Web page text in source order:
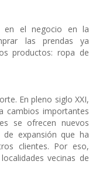
en el negocio en la
las prendas ya
productos: ropa de
En pleno siglo XXI,
cambios importantes
se ofrecen nuevos
de expansión que ha
clientes. Por eso,
vecinas de